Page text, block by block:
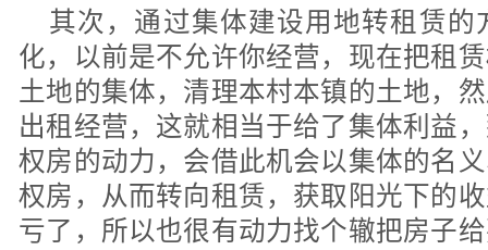
其次，通过集体建设用地转租赁
化，以前是不允许你经营，现在把租
土地的集体，清理本村本镇的土地，
出租经营，这就相当于给了集体利益
权房的动力，会借此机会以集体的名
权房，从而转向租赁，获取阳光下的
亏了，所以也很有动力找个辙把房子